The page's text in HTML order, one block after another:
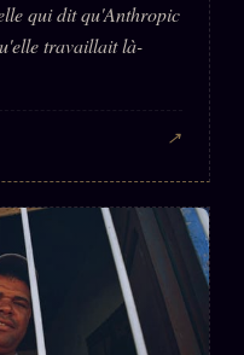
qui dit qu'Anthropic
travaillait là-
↗